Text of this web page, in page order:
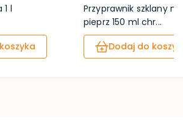
l
Przyprawnik szklany na
pieprz 150 ml chr...
Dodaj do